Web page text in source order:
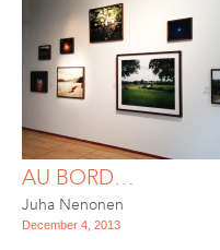
AU BORD…
Juha Nenonen
December 4, 2013